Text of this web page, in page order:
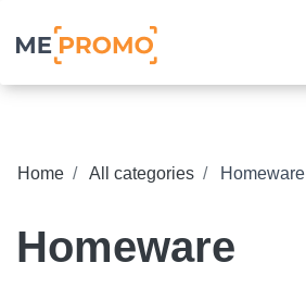
Home All categories Homeware
Homeware